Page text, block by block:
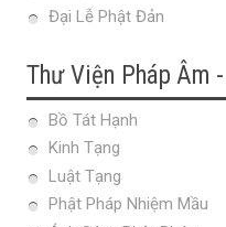
Đại Lễ Phật Đản
Thư Viện Pháp Âm
Bồ Tát Hạnh
Kinh Tạng
Luật Tạng
Phật Pháp Nhiệm Mầu